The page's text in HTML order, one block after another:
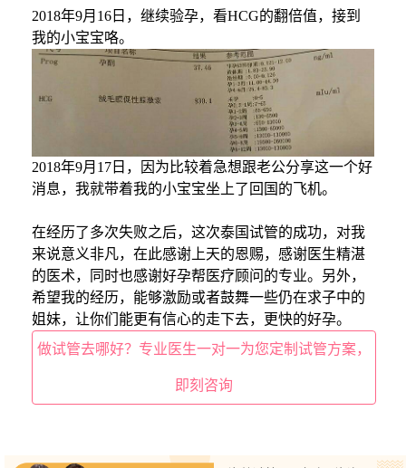
2018年9月16日，继续验孕，看HCG的翻倍值， 接到
我的小宝宝咯。
2018年9月17日，因为比较着急想跟老公分享这一个好
消息，我就带着我的小宝宝坐上了回国的飞机。
在经历了多次失败之后，这次泰国试管的成功，对我
来说意义非凡，在此感谢上天的恩赐，感谢医生精湛
的医术，同时也感谢好孕帮医疗顾问的专业。另外，
希望我的经历，能够激励或者鼓舞一些仍在求子中的
姐妹，让你们能更有信心的走下去，更快的好孕。
做试管去哪好？专业医生一对一为您定制试管方案，
即刻咨询